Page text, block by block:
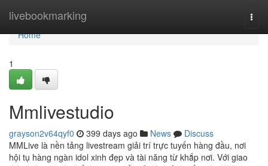
livebookmarking
Home
Home
1
Mmlivestudio
grayson2v64qyf0 399 days ago News
Discuss
MMLive là nền tảng livestream giải trí trực tuyến hàng đầu, nơi
hội tụ hàng ngàn idol xinh đẹp và tài năng từ khắp nơi. Với giao